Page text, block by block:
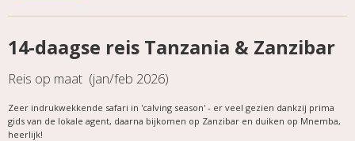
14-daagse reis Tanzania & Zanzibar
Reis op maat (jan/feb 2026)
Zeer indrukwekkende safari in 'calving season' - er veel gezien dankzij prima
gids van de lokale agent, daarna bijkomen op Zanzibar en duiken op Mnemba,
heerlijk!